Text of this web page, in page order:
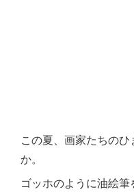
この夏、画家たちの
か。
ゴッホのように油絵筆